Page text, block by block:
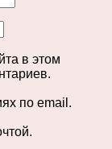
в этом
по email.